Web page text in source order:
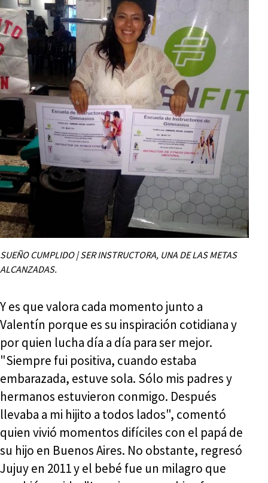
SUEÑO CUMPLIDO | SER INSTRUCTORA, UNA DE LAS METAS
ALCANZADAS.
Y es que valora cada momento junto a
Valentín porque es su inspiración cotidiana y
por quien lucha día a día para ser mejor.
"Siempre fui positiva, cuando estaba
embarazada, estuve sola. Sólo mis padres y
hermanos estuvieron conmigo. Después
llevaba a mi hijito a todos lados", comentó
quien vivió momentos difíciles con el papá de
su hijo en Buenos Aires. No obstante, regresó
Jujuy en 2011 y el bebé fue un milagro que